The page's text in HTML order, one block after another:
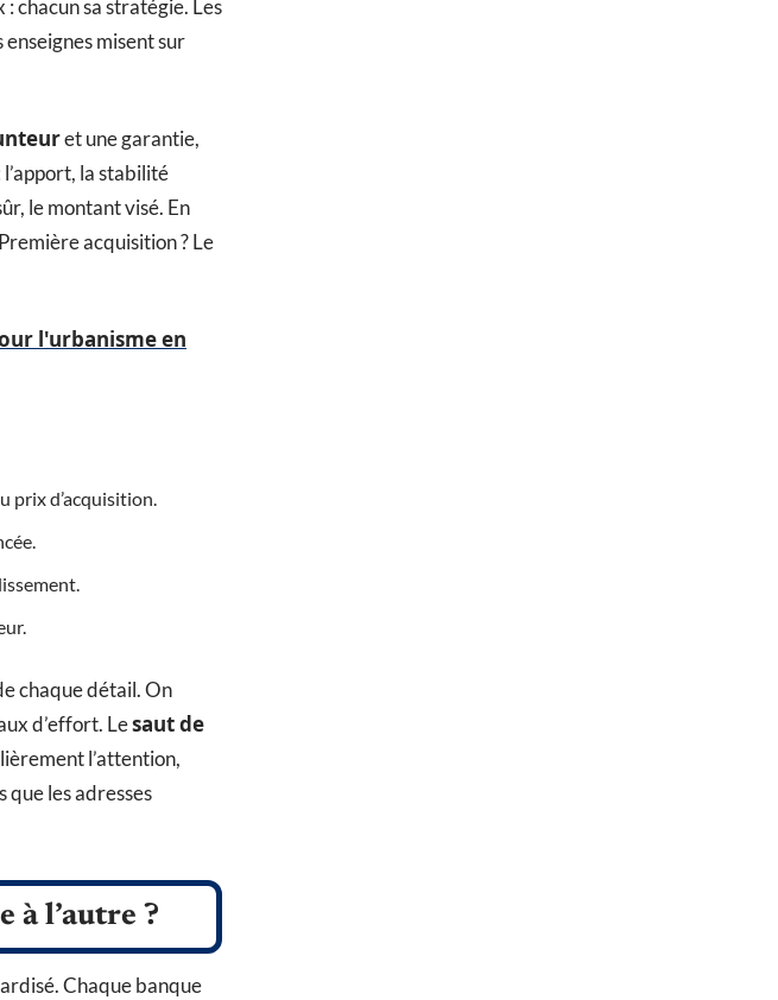
chacun sa stratégie. Les
misent sur
et une garantie,
la stabilité
le montant visé. En
acquisition ? Le
l'urbanisme en
prix d’acquisition.
chaque détail. On
d’effort. Lesaut de
l’attention,
que les adresses
à l’autre ?
Chaque banque